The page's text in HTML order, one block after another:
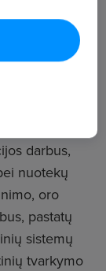
atlieka
darbus,
nuotekų
oro
pastatų
sistemų
tvarkymo